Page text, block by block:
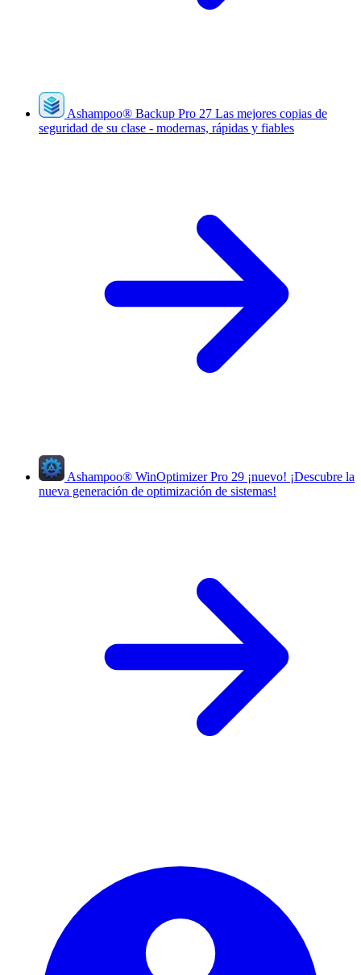
Ashampoo® Backup Pro 27 Las mejores copias de
seguridad de su clase - modernas, rápidas y fiables
Ashampoo® WinOptimizer Pro 29 ¡nuevo! ¡Descubre la
nueva generación de optimización de sistemas!